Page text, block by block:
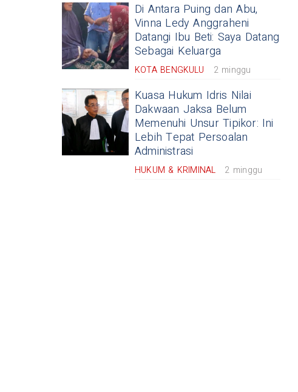
Di Antara Puing dan Abu,
Vinna Ledy Anggraheni
Datangi Ibu Beti: Saya Datang
Sebagai Keluarga
KOTA BENGKULU 2 minggu
Kuasa Hukum Idris Nilai
Dakwaan Jaksa Belum
Memenuhi Unsur Tipikor: Ini
Lebih Tepat Persoalan
Administrasi
HUKUM & KRIMINAL 2 minggu